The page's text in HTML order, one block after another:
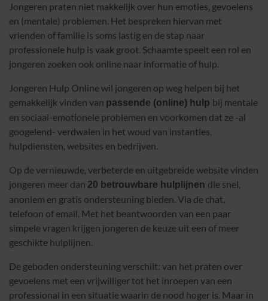
Jongeren praten niet makkelijk over hun emoties, gevoelens
en (mentale) problemen. Het bespreken hiervan met
vrienden of familie is soms lastig en de stap naar
professionele hulp is vaak groot. Schaamte speelt een rol en
jongeren zoeken ook online naar informatie of hulp.
Jongeren Hulp Online wil jongeren op weg helpen bij het
gemakkelijk vinden van passende (online) hulp bij mentale
en sociaal-emotionele problemen en voorkomen dat ze -al
googelend- verdwalen in het woud van instanties,
hulpdiensten, websites en bedrijven.
Op de vernieuwde, verbeterde en uitgebreide website vinden
jongeren meer dan 20 betrouwbare hulplijnen die snel,
anoniem en gratis ondersteuning bieden. Via de chat,
telefoon of email. Met het beantwoorden van een paar
simpele vragen krijgen jongeren de keuze uit een of meer
geschikte hulplijnen.
De geboden ondersteuning verschilt: van het praten over
gevoelens met een vrijwilliger tot het inroepen van een
professional in een situatie waarin de nood hoger is. Maar in